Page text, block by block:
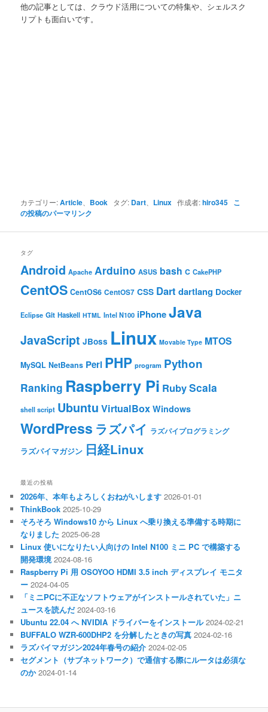
他の記事としては、クラウド活用についての特集や、シェルスク
リプトも面白いです。
カテゴリー:Article、 Book タグ: Dart、 Linux 作成者:hiro345 こ
の投稿のパーマリンク
タグ
Android Apache Arduino ASUS bash C CakePHP
CentOS CentOS6 CentOS7 CSS Dart dartlang Docker
Eclipse Git Haskell HTML Intel N100 iPhoneJava
JavaScript JBoss Linux Movable Type MTOS
MySQL NetBeans Perl PHP program Python
Ranking Raspberry Pi RubyScala
shell script Ubuntu VirtualBox Windows
WordPress ラズパイ ラズパイプログラミング
ラズパイマガジン 日経Linux
最近の投稿
2026年、本年もよろしくおねがいします 2026-01-01
ThinkBook 2025-10-29
そろそろ Windows10 から Linux へ乗り換える準備する時期に
なりました 2025-06-28
Linux 使いになりたい人向けの Intel N100 ミニ PC で構築する
開発環境 2024-08-16
Raspberry Pi 用 OSOYOO HDMI 3.5 inch ディスプレイ モニタ
ー 2024-04-05
「ミニPCに不正なソフトウェアがインストールされていた」ニ
ュースを読んだ 2024-03-16
Ubuntu 22.04 へ NVIDIA ドライバーをインストール 2024-02-21
BUFFALO WZR-600DHP2 を分解したときの写真 2024-02-16
ラズパイマガジン2024年春号の紹介 2024-02-05
セグメント（サブネットワーク）で通信する際にルータは必須な
のか 2024-01-14